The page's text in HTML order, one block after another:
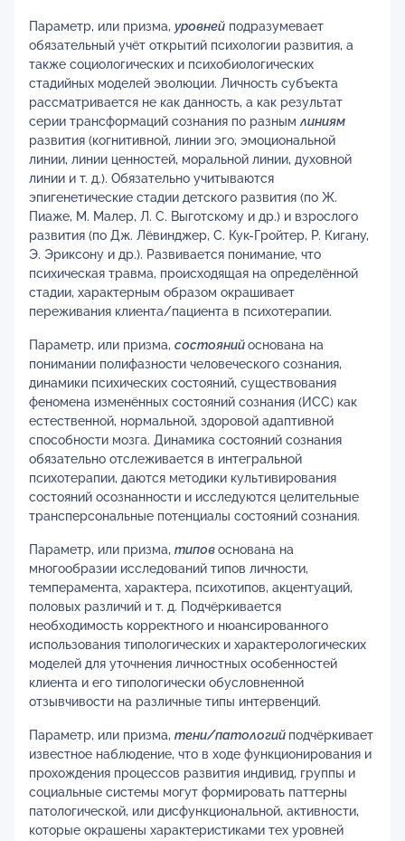
Параметр, или призма, уровней подразумевает
обязательный учёт открытий психологии развития, а
также социологических и психобиологических
стадийных моделей эволюции. Личность субъекта
рассматривается не как данность, а как результат
серии трансформаций сознания по разным линиям
развития (когнитивной, линии эго, эмоциональной
линии, линии ценностей, моральной линии, духовной
линии и т. д.). Обязательно учитываются
эпигенетические стадии детского развития (по Ж.
Пиаже, М. Малер, Л. С. Выготскому и др.) и взрослого
развития (по Дж. Лёвинджер, С. Кук-Гройтер, Р. Кигану,
Э. Эриксону и др.). Развивается понимание, что
психическая травма, происходящая на определённой
стадии, характерным образом окрашивает
переживания клиента/пациента в психотерапии.
Параметр, или призма, состоянийоснована на
понимании полифазности человеческого сознания,
динамики психических состояний, существования
феномена изменённых состояний сознания (ИСС) как
естественной, нормальной, здоровой адаптивной
способности мозга. Динамика состояний сознания
обязательно отслеживается в интегральной
психотерапии, даются методики культивирования
состояний осознанности и исследуются целительные
трансперсональные потенциалы состояний сознания.
Параметр, или призма, типовоснована на
многообразии исследований типов личности,
темперамента, характера, психотипов, акцентуаций,
половых различий и т. д. Подчёркивается
необходимость корректного и нюансированного
использования типологических и характерологических
моделей для уточнения личностных особенностей
клиента и его типологически обусловненной
отзывчивости на различные типы интервенций.
Параметр, или призма, тени/патологий подчёркивает
известное наблюдение, что в ходе функционирования и
прохождения процессов развития индивид, группы и
социальные системы могут формировать паттерны
патологической, или дисфункциональной, активности,
которые окрашены характеристиками тех уровней